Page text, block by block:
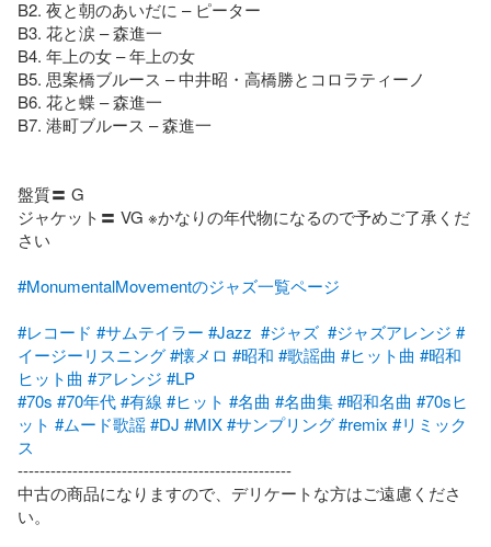
B2. 夜と朝のあいだに – ピーター
B3. 花と涙 – 森進一
B4. 年上の女 – 年上の女
B5. 思案橋ブルース – 中井昭・高橋勝とコロラティーノ
B6. 花と蝶 – 森進一
B7. 港町ブルース – 森進一
盤質〓 G
ジャケット〓 VG ※かなりの年代物になるので予めご了承くだ
さい
#MonumentalMovementのジャズ一覧ページ
#レコード #サムテイラー #Jazz #ジャズ #ジャズアレンジ #
イージーリスニング#懐メロ #昭和 #歌謡曲 #ヒット曲 #昭和
ヒット曲 #アレンジ #LP
#70s #70年代#有線 #ヒット #名曲 #名曲集#昭和名曲 #70sヒ
ット #ムード歌謡#DJ #MIX#サンプリング#remix #リミック
ス
--------------------------------------------------
中古の商品になりますので、デリケートな方はご遠慮くださ
い。